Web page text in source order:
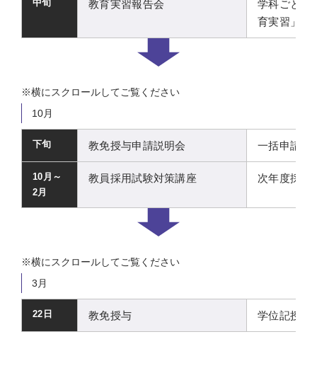
中旬 教育実習報告会
学科ごとに
育実習」履
10月
下旬 教免授与申請説明会 一括申請に
10月～
2月
教員採用試験対策講座 次年度採用
3月
22日 教免授与 学位記授与